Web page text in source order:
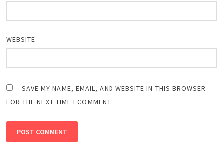
WEBSITE
SAVE MY NAME, EMAIL, AND WEBSITE IN THIS BROWSER
FOR THE NEXT TIME I COMMENT.